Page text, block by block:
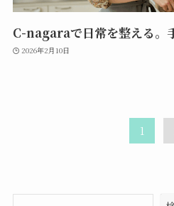
C-nagaraで日常を整える。
2026年2月10日
1